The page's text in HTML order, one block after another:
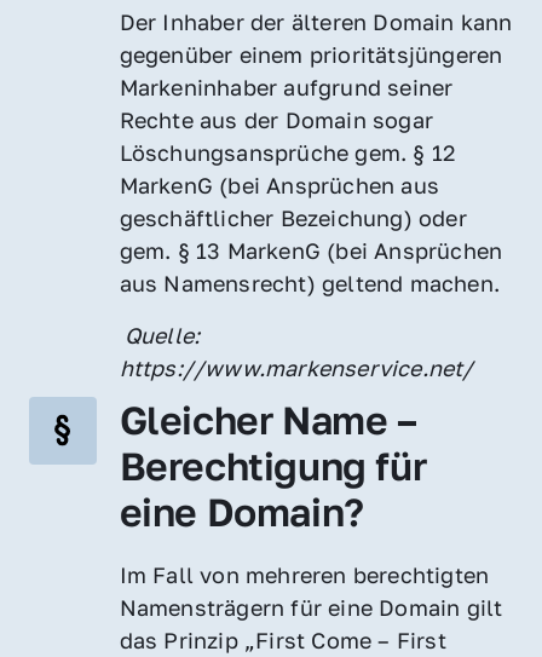
Der Inhaber der älteren Domain kann
gegenüber einem prioritätsjüngeren
Markeninhaber aufgrund seiner
Rechte aus der Domain sogar
Löschungsansprüche gem. § 12
MarkenG (bei Ansprüchen aus
geschäftlicher Bezeichung) oder
gem. § 13 MarkenG (bei Ansprüchen
aus Namensrecht) geltend machen.
https://www.markenservice.net/
Gleicher Name –
Berechtigung für
eine Domain?
Im Fall von mehreren berechtigten
Namensträgern für eine Domain gilt
das Prinzip „First Come – First